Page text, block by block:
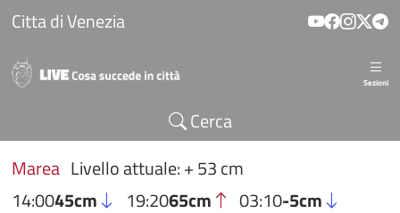
Salta al contenuto principale
Citta di Venezia
Sezioni
Cerca
Marea Livello attuale: + 53 cm
14:0045cm 19:2065cm 03:10-5cm